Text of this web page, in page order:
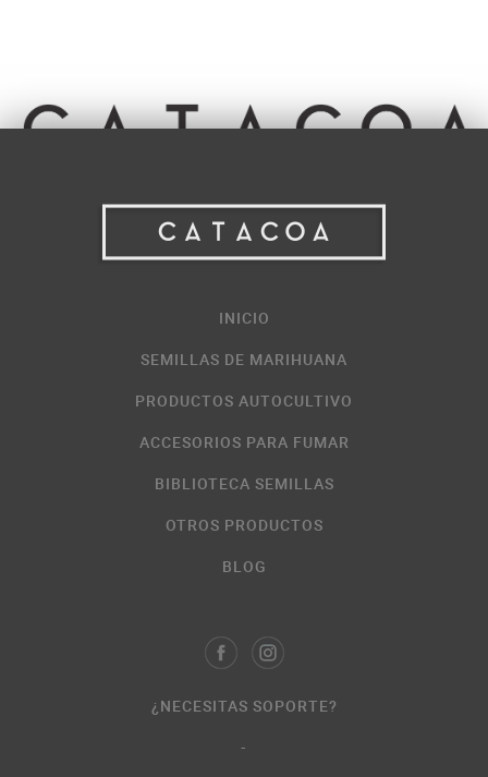
INICIO
SEMILLAS DE MARIHUANA
PRODUCTOS AUTOCULTIVO
ACCESORIOS PARA FUMAR
BIBLIOTECA SEMILLAS
OTROS PRODUCTOS
BLOG
¿NECESITAS SOPORTE?
-